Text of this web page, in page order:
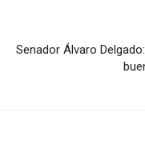
Senador Álvaro